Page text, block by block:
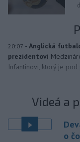
20:07 - Anglická
prezidentovi
Infantinovi, ktorý je
Videá a
o